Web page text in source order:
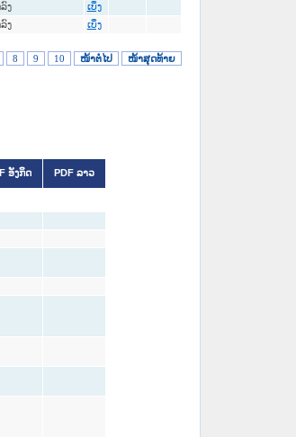
ງ ເບິ່ງ
ງ ເບິ່ງ
8 9 10 ໜ້າຕໍ່ໄປ ໜ້າສຸດທ້າຍ
ອັງກິດ PDF ລາວ